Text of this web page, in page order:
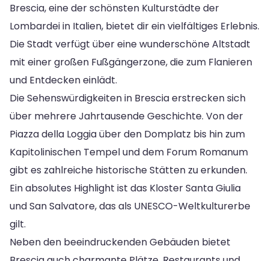
Brescia, eine der schönsten Kulturstädte der
Lombardei in Italien, bietet dir ein vielfältiges Erlebnis.
Die Stadt verfügt über eine wunderschöne Altstadt
mit einer großen Fußgängerzone, die zum Flanieren
und Entdecken einlädt.
Die Sehenswürdigkeiten in Brescia erstrecken sich
über mehrere Jahrtausende Geschichte. Von der
Piazza della Loggia über den Domplatz bis hin zum
Kapitolinischen Tempel und dem Forum Romanum
gibt es zahlreiche historische Stätten zu erkunden.
Ein absolutes Highlight ist das Kloster Santa Giulia
und San Salvatore, das als UNESCO-Weltkulturerbe
gilt.
Neben den beeindruckenden Gebäuden bietet